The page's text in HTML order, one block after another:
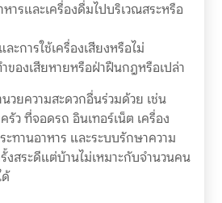
ารและเครื่องดื่มไปบริเวณสระหรือ
ะการใช้เครื่องเสียงหรือไม่
องเสียหายหรือฝ่าฝืนกฎหรือเปล่า
วยความสะดวกอื่นร่วมด้วย เช่น
ว ที่จอดรถ อินเทอร์เน็ต เครื่อง
ทานอาหาร และระบบรักษาความ
งสระดีแต่บ้านไม่เหมาะกับจำนวนคน